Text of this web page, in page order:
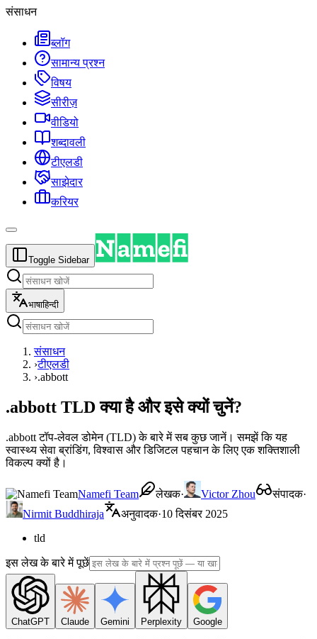
संसाधन
ब्लॉग
सामान्य प्रश्न
विषय
सीरीज़
वीडियो
शब्दावली
टीएलडी
साझेदार
करियर
Toggle Sidebar
भाषाहिन्दी
संसाधन
›टीएलडी
›.abbott
.abbott TLD क्या है और इसे क्यों चुनें?
.abbott टॉप-लेवल डोमेन (TLD) के बारे में सब कुछ जानें। समझें कि यह
स्वास्थ्य सेवा ब्रांडिंग, विश्वास और डिजिटल पहचान के लिए एक शक्तिशाली
विकल्प क्यों है।
Namefi Team लेखक· Victor Zhou संपादक·
Nirmit Buddhiraja
अनुवादक·10 दिसंबर 2025
tld
इस लेख के बारे में पूछें
ChatGPT Claude Gemini Perplexity Google